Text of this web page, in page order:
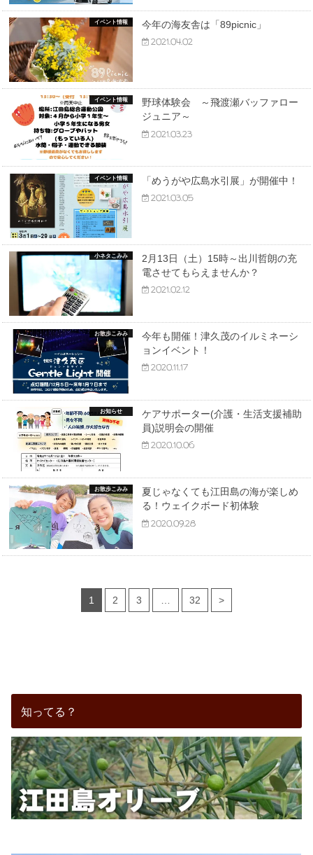
イベント情報
今年の海友舎は「89picnic」
2021.04.02
イベント情報
野球体験会 ～飛渡瀬バッファロー
ジュニア～
2021.03.23
イベント情報
「めうがや広島水引展」が開催中！
2021.03.05
小ネタこみみ
2月13日（土）15時～出川哲朗の充
電させてもらえませんか？
2021.02.12
お散歩こみみ
今年も開催！津久茂のイルミネーシ
ョンイベント！
2020.11.17
お知らせ
ケアサポーター(介護・生活支援補助
員)説明会の開催
2020.10.06
お散歩こみみ
夏じゃなくても江田島の海が楽しめ
る！ウェイクボード初体験
2020.09.28
1 2 3 32 >
知ってる？